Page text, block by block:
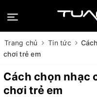
Trang chủ Tin tức
chơi trẻ em
Cách chọn nhạc
chơi trẻ em